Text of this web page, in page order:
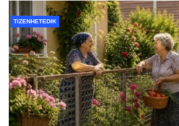
TIZENHETEDIK